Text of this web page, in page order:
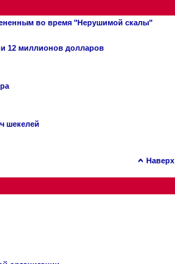
во время "Нерушимой скалы"
12 миллионов долларов
шекелей
Наверх